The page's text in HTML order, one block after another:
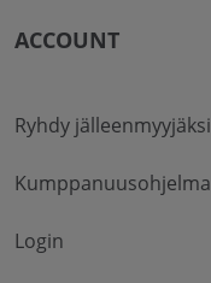
ACCOUNT
Ryhdy jälleenmyyjäksi
Kumppanuusohjelma
Login